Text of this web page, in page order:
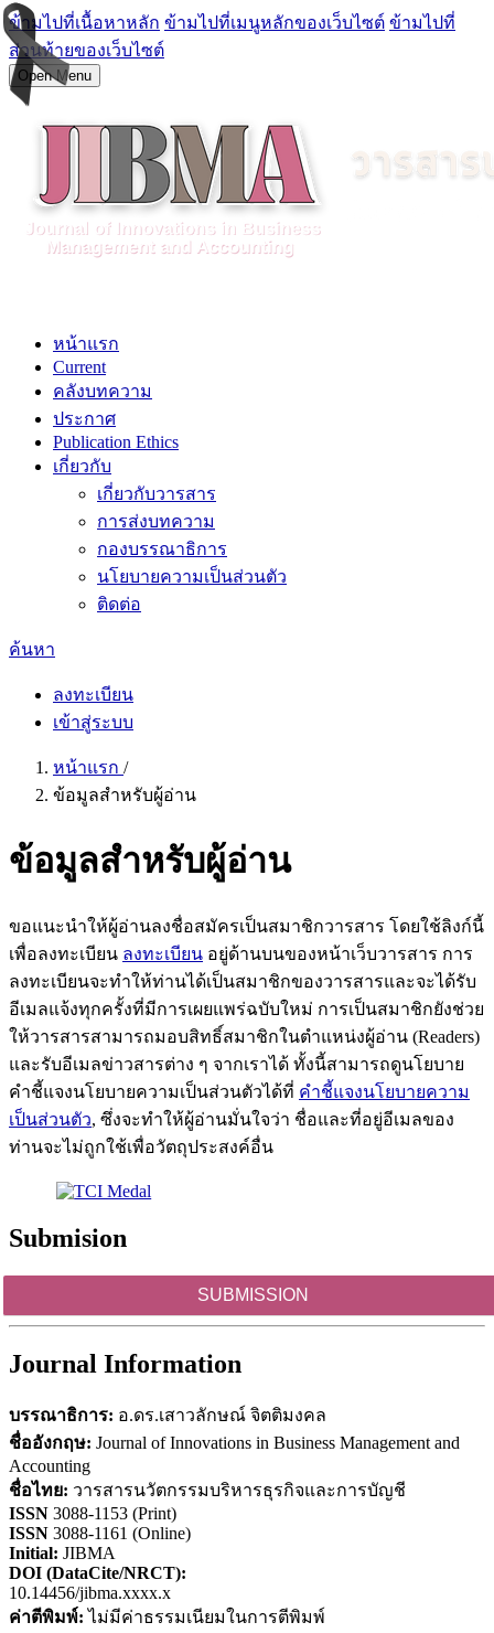
ข้ามไปที่เนื้อหาหลัก ข้ามไปที่เมนูหลักของเว็บไซต์ ข้ามไปที่
ส่วนท้ายของเว็บไซต์
Open Menu
หน้าแรก
Current
คลังบทความ
ประกาศ
Publication Ethics
เกี่ยวกับ
เกี่ยวกับวารสาร
การส่งบทความ
กองบรรณาธิการ
นโยบายความเป็นส่วนตัว
ติดต่อ
ค้นหา
ลงทะเบียน
เข้าสู่ระบบ
หน้าแรก /
ข้อมูลสำหรับผู้อ่าน
ข้อมูลสำหรับผู้อ่าน
ขอแนะนำให้ผู้อ่านลงชื่อสมัครเป็นสมาชิกวารสาร โดยใช้ลิงก์นี้
เพื่อลงทะเบียน ลงทะเบียน อยู่ด้านบนของหน้าเว็บวารสาร การ
ลงทะเบียนจะทำให้ท่านได้เป็นสมาชิกของวารสารและจะได้รับ
อีเมลแจ้งทุกครั้งที่มีการเผยแพร่ฉบับใหม่ การเป็นสมาชิกยังช่วย
ให้วารสารสามารถมอบสิทธิ์สมาชิกในตำแหน่งผู้อ่าน (Readers)
และรับอีเมลข่าวสารต่าง ๆ จากเราได้ ทั้งนี้สามารถดูนโยบาย
คำชี้แจงนโยบายความเป็นส่วนตัวได้ที่ คำชี้แจงนโยบายความ
เป็นส่วนตัว, ซึ่งจะทำให้ผู้อ่านมั่นใจว่า ชื่อและที่อยู่อีเมลของ
ท่านจะไม่ถูกใช้เพื่อวัตถุประสงค์อื่น
Submision
SUBMISSION
Journal Information
บรรณาธิการ: อ.ดร.เสาวลักษณ์ จิตติมงคล
ชื่ออังกฤษ: Journal of Innovations in Business Management and
Accounting
ชื่อไทย: วารสารนวัตกรรมบริหารธุรกิจและการบัญชี
ISSN 3088-1153 (Print)
ISSN 3088-1161 (Online)
Initial: JIBMA
DOI (DataCite/NRCT):
10.14456/jibma.xxxx.x
ค่าตีพิมพ์: ไม่มีค่าธรรมเนียมในการตีพิมพ์